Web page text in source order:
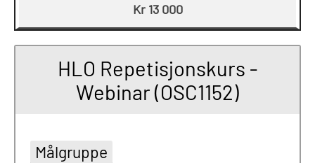
Kr 13 000
HLO Repetisjonskurs -
Webinar (OSC1152)
Målgruppe